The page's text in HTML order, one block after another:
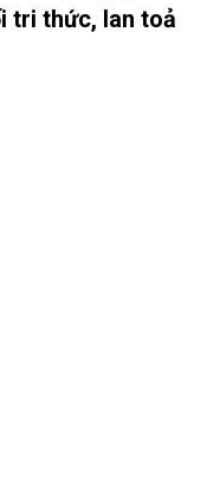
tri thức, lan toả